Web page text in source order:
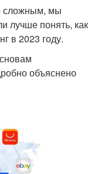
сложным, мы
лучше понять, как
в 2023 году.
объяснено